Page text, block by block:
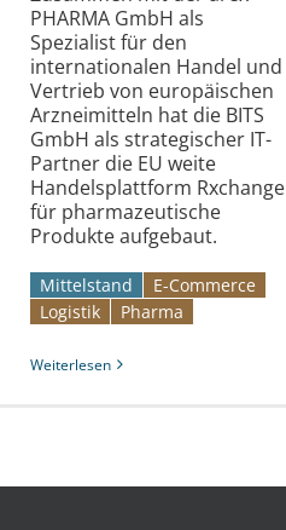
PHARMA GmbH als
Spezialist für den
internationalen Handel und
Vertrieb von europäischen
Arzneimitteln hat die BITS
GmbH als strategischer IT-
Partner die EU weite
Handelsplattform Rxchange
für pharmazeutische
Produkte aufgebaut.
Mittelstand
E-Commerce
Logistik
Pharma
Weiterlesen